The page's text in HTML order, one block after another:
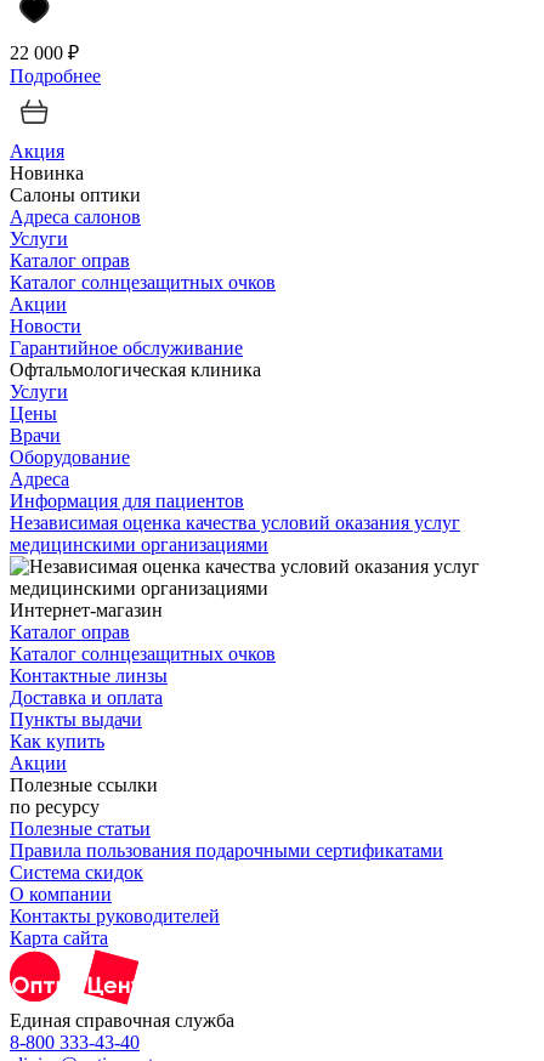
22 000 ₽
Подробнее
Акция
Новинка
Салоны оптики
Адреса салонов
Услуги
Каталог оправ
Каталог солнцезащитных очков
Акции
Новости
Гарантийное обслуживание
Офтальмологическая клиника
Услуги
Цены
Врачи
Оборудование
Адреса
Информация для пациентов
Независимая оценка качества условий оказания услуг
медицинскими организациями
Интернет-магазин
Каталог оправ
Каталог солнцезащитных очков
Контактные линзы
Доставка и оплата
Пункты выдачи
Как купить
Акции
Полезные ссылки
по ресурсу
Полезные статьи
Правила пользования подарочными сертификатами
Система скидок
О компании
Контакты руководителей
Карта сайта
Единая справочная служба
8-800 333-43-40